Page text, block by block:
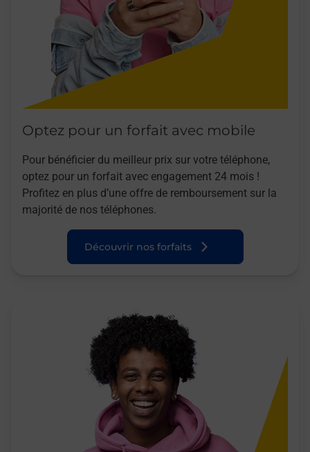
Optez pour un forfait avec mobile
Pour bénéficier du meilleur prix sur votre téléphone,
optez pour un forfait avec engagement 24 mois !
Profitez en plus d’une offre de remboursement sur la
majorité de nos téléphones.
Découvrir nos forfaits